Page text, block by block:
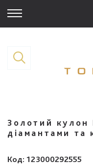
Золотий
діамантами
Код: 123000292555